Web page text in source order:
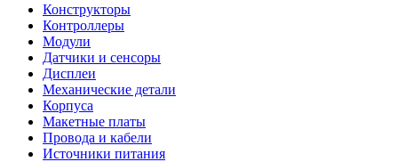
Конструкторы
Контроллеры
Модули
Датчики и сенсоры
Дисплеи
Механические детали
Корпуса
Макетные платы
Провода и кабели
Источники питания